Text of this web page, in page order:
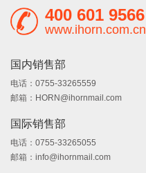
400 601 9566
www.ihorn.com.cn
国内销售部
电话：0755-33265559
邮箱：HORN@ihornmail.com
国际销售部
电话：0755-33265055
邮箱：info@ihornmail.com